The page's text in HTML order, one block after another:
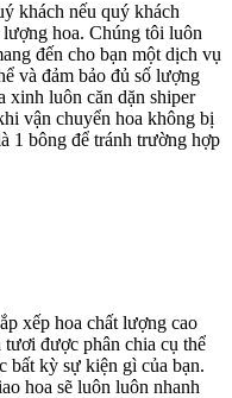
khách nếu quý khách
hoa. Chúng tôi luôn
đến cho bạn một dịch vụ
và đảm bảo đủ số lượng
xinh luôn căn dặn shiper
vận chuyển hoa không bị
1 bông để tránh trường hợp
xếp hoa chất lượng cao
được phân chia cụ thể
bất kỳ sự kiện gì của bạn.
hoa sẽ luôn luôn nhanh